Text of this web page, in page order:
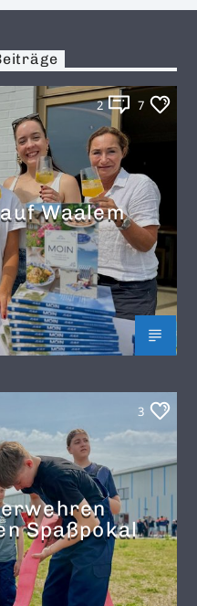
2 7
Waalem
3
Spaßpokal